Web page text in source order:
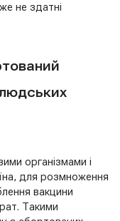
не здатні
організмами і
для розмноження
вакцини
Такими